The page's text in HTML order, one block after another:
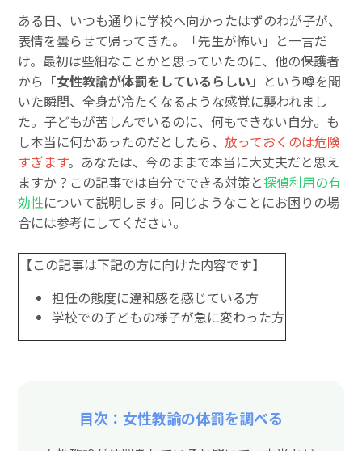
ある日、いつも通りに学校へ向かったはずのわが子が、
表情を曇らせて帰ってきた。「先生が怖い」と一言だ
け。最初は些細なことかと思っていたのに、他の保護者
から「女性教諭が体罰をしているらしい 」という噂を聞
いた瞬間、全身が冷たくなるような感覚に襲われまし
た。子どもが苦しんでいるのに、何もできない自分。も
し本当に何かあったのだとしたら、放っておくのは危険
すぎます。あなたは、今のままで本当に大丈夫だと思え
ますか？この記事では自分でできる対策と探偵利用の有
効性について説明します。同じようなことにお困りの場
合には参考にしてください。
【この記事は下記の方に向けた内容です】
担任の態度に違和感を感じている方
学校での子どもの様子が急に変わった方
目次：女性教諭の体罰を調べる